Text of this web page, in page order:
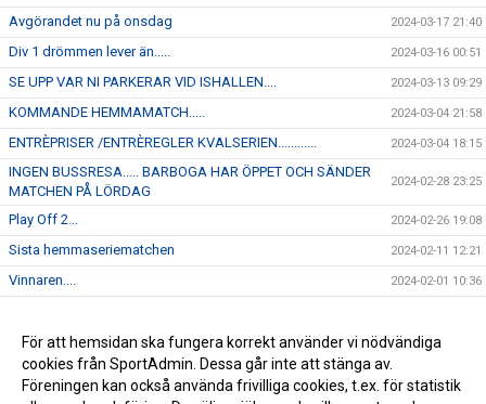
Avgörandet nu på onsdag 2024-03-17 21:40
Div 1 drömmen lever än..... 2024-03-16 00:51
SE UPP VAR NI PARKERAR VID ISHALLEN.... 2024-03-13 09:29
KOMMANDE HEMMAMATCH..... 2024-03-04 21:58
ENTRÈPRISER /ENTRÈREGLER KVALSERIEN............ 2024-03-04 18:15
INGEN BUSSRESA..... BARBOGA HAR ÖPPET OCH SÄNDER
MATCHEN PÅ LÖRDAG
2024-02-28 23:25
Play Off 2... 2024-02-26 19:08
Sista hemmaseriematchen 2024-02-11 12:21
Vinnaren.... 2024-02-01 10:36
Kommande hemmamatch..... 2024-01-22 12:45
NYHET... 2024-01-16 16:23
För att hemsidan ska fungera korrekt använder vi nödvändiga
cookies från SportAdmin. Dessa går inte att stänga av.
Föreningen kan också använda frivilliga cookies, t.ex. för statistik